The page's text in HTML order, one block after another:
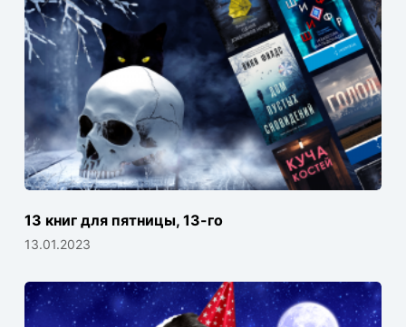
13 книг для пятницы, 13-го
13.01.2023